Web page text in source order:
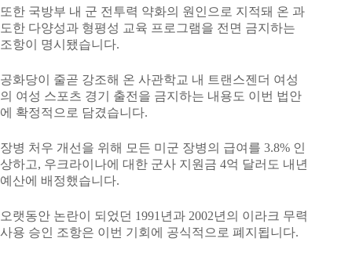
또한 국방부 내 군 전투력 약화의 원인으로 지적돼 온 과
도한 다양성과 형평성 교육 프로그램을 전면 금지하는
조항이 명시됐습니다.
공화당이 줄곧 강조해 온 사관학교 내 트랜스젠더 여성
의 여성 스포츠 경기 출전을 금지하는 내용도 이번 법안
에 확정적으로 담겼습니다.
장병 처우 개선을 위해 모든 미군 장병의 급여를 3.8% 인
상하고, 우크라이나에 대한 군사 지원금 4억 달러도 내년
예산에 배정했습니다.
오랫동안 논란이 되었던 1991년과 2002년의 이라크 무력
사용 승인 조항은 이번 기회에 공식적으로 폐지됩니다.